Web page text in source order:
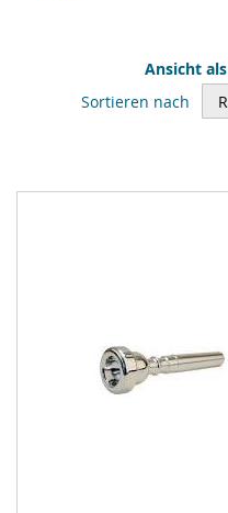
Ansicht als
Sortieren nach